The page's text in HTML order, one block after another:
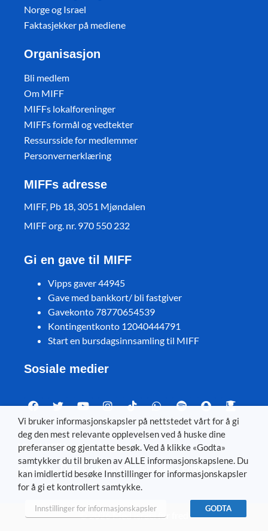
Norge og Israel
Faktasjekker på mediene
Organisasjon
Bli medlem
Om MIFF
MIFFs lokalforeninger
MIFFs formål og vedtekter
Ressursside for medlemmer
Personvernerklæring
MIFFs adresse
MIFF, Pb 18, 3051 Mjøndalen
MIFF org. nr. 970 550 232
Gi en gave til MIFF
Vipps gaver 44945
Gave med bankkort/ bli fastgiver
Gavekonto 78770654539
Kontingentkonto 12040444791
Start en bursdagsinnsamling til MIFF
Sosiale medier
Visit MIFF in other languages
Svenska– Dansk – Deutsch– Íslenska –English
© 2026 Med Israel for fred
Vi bruker informasjonskapsler på nettstedet vårt for å gi
deg den mest relevante opplevelsen ved å huske dine
preferanser og gjentatte besøk. Ved å klikke «Godta»
samtykker du til bruken av ALLE informasjonskapslene. Du
kan imidlertid besøke Innstillinger for informasjonskapsler
for å gi et kontrollert samtykke.
Innstillinger for informasjonskapsler GODTA